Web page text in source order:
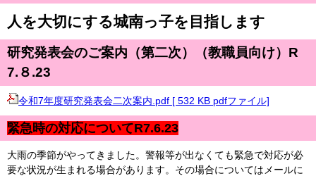
人を大切にする城南っ子を目指します
研究発表会のご案内（第二次）（教職員向け）R
7.８.23
令和7年度研究発表会二次案内.pdf [ 532 KB pdfファイル]
緊急時の対応についてR7.6.23
大雨の季節がやってきました。警報等が出なくても緊急で対応が必
要な状況が生まれる場合があります。その場合についてはメールに